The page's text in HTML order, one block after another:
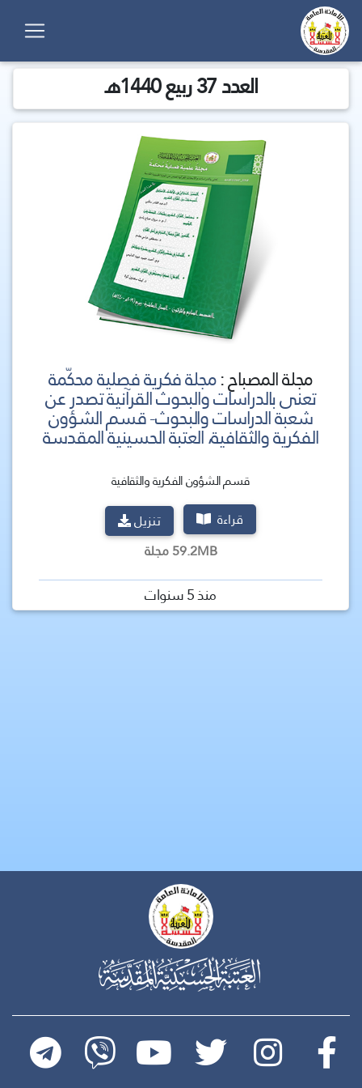
العدد 37 ربيع 1440هـ
مجلة المصباح :مجلة فكرية فصلية محكّمة
تعنى بالدراسات والبحوث القرآنية تصدر عن
شعبة الدراسات والبحوث- قسم الشؤون
الفكرية والثقافية، العتبة الحسينية المقدسة
قسم الشؤون الفكرية والثقافية
قراءة
تنزيل
59.2MB مجلة
منذ 5 سنوات